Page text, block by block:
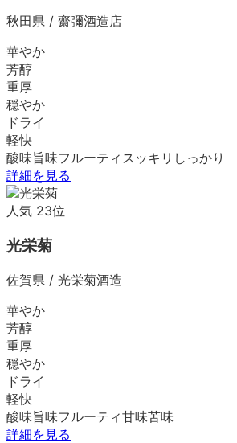
秋田県 / 齋彌酒造店
華やか
芳醇
重厚
穏やか
ドライ
軽快
酸味旨味フルーティ スッキリ しっかり
詳細を見る
人気 23位
光栄菊
佐賀県 / 光栄菊酒造
華やか
芳醇
重厚
穏やか
ドライ
軽快
酸味旨味フルーティ甘味苦味
詳細を見る